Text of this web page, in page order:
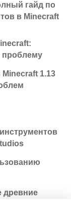
гайд по
в Minecraft
проблему
1.13
древние